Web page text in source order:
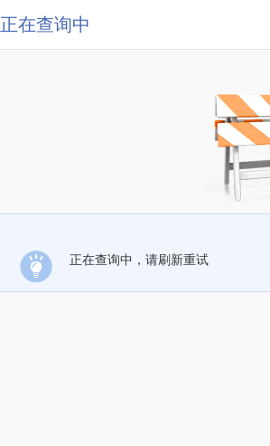
正在查询中
正在查询中，请刷新重试